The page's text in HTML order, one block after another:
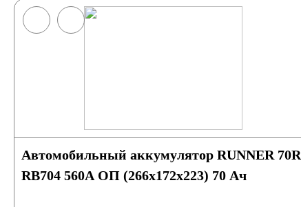
Автомобильный аккумулятор RUNNER 70R
RB704 560A ОП (266х172х223) 70 Ач